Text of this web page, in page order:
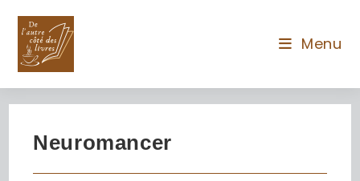
Menu
Neuromancer